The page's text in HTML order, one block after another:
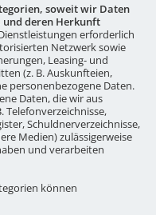
soweit wir Daten
deren Herkunft
erforderlich
Netzwerk sowie
Leasing- und
(z. B. Auskunfteien,
personenbezogene Daten.
Daten, die wir aus
Telefonverzeichnisse,
Schuldnerverzeichnisse,
Medien) zulässigerweise
und verarbeiten
können